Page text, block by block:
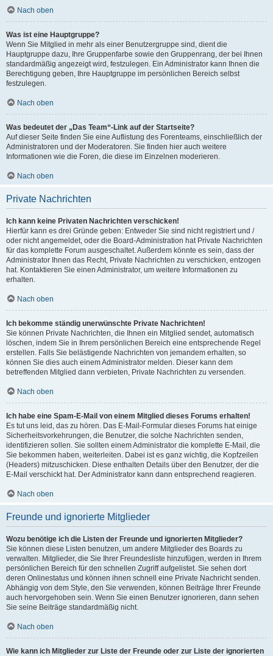
Nach oben
Was ist eine Hauptgruppe?
Wenn Sie Mitglied in mehr als einer Benutzergruppe sind, dient die
Hauptgruppe dazu, Ihre Gruppenfarbe sowie den Gruppenrang, der bei Ihnen
standardmäßig angezeigt wird, festzulegen. Ein Administrator kann Ihnen die
Berechtigung geben, Ihre Hauptgruppe im persönlichen Bereich selbst
festzulegen.
Nach oben
Was bedeutet der „Das Team“-Link auf der Startseite?
Auf dieser Seite finden Sie eine Auflistung des Forenteams, einschließlich der
Administratoren und der Moderatoren. Sie finden hier auch weitere
Informationen wie die Foren, die diese im Einzelnen moderieren.
Nach oben
Private Nachrichten
Ich kann keine Privaten Nachrichten verschicken!
Hierfür kann es drei Gründe geben: Entweder Sie sind nicht registriert und /
oder nicht angemeldet, oder die Board-Administration hat Private Nachrichten
für das komplette Forum ausgeschaltet. Außerdem könnte es sein, dass der
Administrator Ihnen das Recht, Private Nachrichten zu verschicken, entzogen
hat. Kontaktieren Sie einen Administrator, um weitere Informationen zu
erhalten.
Nach oben
Ich bekomme ständig unerwünschte Private Nachrichten!
Sie können Private Nachrichten, die Ihnen ein Mitglied sendet, automatisch
löschen, indem Sie in Ihrem persönlichen Bereich eine entsprechende Regel
erstellen. Falls Sie belästigende Nachrichten von jemandem erhalten, so
können Sie dies auch einem Administrator melden. Dieser kann dem
betreffenden Mitglied dann verbieten, Private Nachrichten zu versenden.
Nach oben
Ich habe eine Spam-E-Mail von einem Mitglied dieses Forums erhalten!
Es tut uns leid, das zu hören. Das E-Mail-Formular dieses Forums hat einige
Sicherheitsvorkehrungen, die Benutzer, die solche Nachrichten senden,
identifizieren sollen. Sie sollten einem Administrator die komplette E-Mail, die
Sie bekommen haben, weiterleiten. Dabei ist es ganz wichtig, die Kopfzeilen
(Headers) mitzuschicken. Diese enthalten Details über den Benutzer, der die
E-Mail verschickt hat. Der Administrator kann dann entsprechend reagieren.
Nach oben
Freunde und ignorierte Mitglieder
Wozu benötige ich die Listen der Freunde und ignorierten Mitglieder?
Sie können diese Listen benutzen, um andere Mitglieder des Boards zu
verwalten. Mitglieder, die Sie Ihrer Freundesliste hinzufügen, werden in Ihrem
persönlichen Bereich für den schnellen Zugriff aufgelistet. Sie sehen dort
deren Onlinestatus und können ihnen schnell eine Private Nachricht senden.
Abhängig von dem Style, den Sie verwenden, können Beiträge Ihrer Freunde
auch hervorgehoben sein. Wenn Sie einen Benutzer ignorieren, dann sehen
Sie seine Beiträge standardmäßig nicht.
Nach oben
Wie kann ich Mitglieder zur Liste der Freunde oder zur Liste der ignorierten